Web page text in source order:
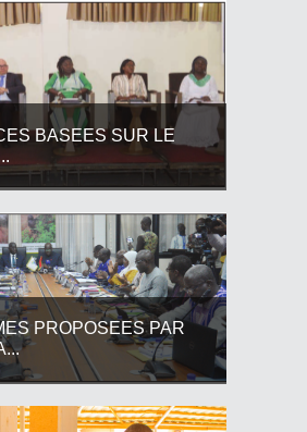
BASEES SUR LE
PROPOSEES PAR